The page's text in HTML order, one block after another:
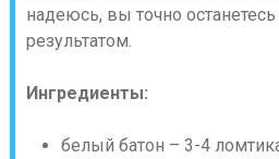
надеюсь, вы точно
результатом.
Ингредиенты:
белый батон – 3-4